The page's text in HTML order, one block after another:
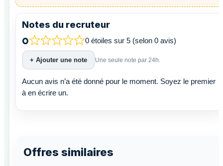
Notes du recruteur
0 0 étoiles sur 5 (selon 0 avis)
+ Ajouter une note Une seule note par 24h.
Aucun avis n’a été donné pour le moment. Soyez le premier
à en écrire un.
Offres similaires